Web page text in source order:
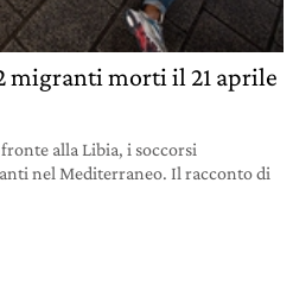
migranti morti il 21 aprile
alla Libia, i soccorsi
nel Mediterraneo. Il racconto di